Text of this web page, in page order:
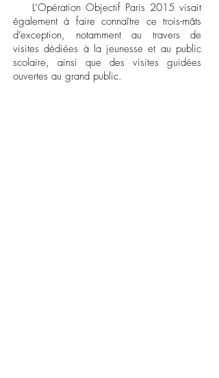
L’Opération Objectif Paris 2015 visait
également à faire connaître ce trois-mâts
d’exception, notamment au travers de
visites dédiées à la jeunesse et au public
scolaire, ainsi que des visites guidées
ouvertes au grand public.